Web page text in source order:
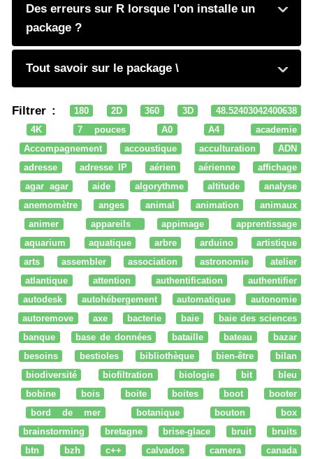
Des erreurs sur R lorsque l'on installe un
package ?
Tout savoir sur le package \
Filtrer : 180 2D 360 3D
48.52403042400638
4K
7 pouces A0 A4
academie
Accompagnement
accoustique acculturation
ADN
adresse
adresse IP aérien aérienne
affichage
agar agar
aide algorythme altitude
analyse
anemomètre
anges animal animation
animaux
animer
appareils appimage
apprentissage
aquarium
aquatique arbre arduino
artistique
arts
assembler association astronomie
atelier
atlantique
attention authentification
authentifier
autodesk
autohébergement automatique
autonomie
autoremove
axe bacterie baie
baie des sciences
banque
base de données bataille bateau
bazar
besoins
bestioles bibliothèque bien-être
bilan
biodiversité
biofiltration biologie bit
bleu
bobine
bois boite boites boot
booter
bord de mer
botanique bouton
box
brainstorming
bretagne brise-glace bruit
bruits
btn
bzh c++ calvados camera
canada